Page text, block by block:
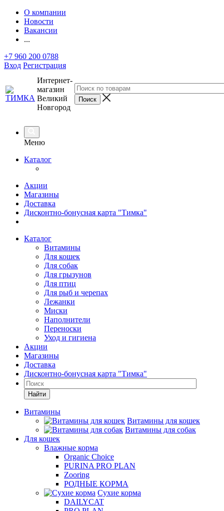
О компании
Новости
Вакансии
...
+7 960 200 0788
Вход Регистрация
Интернет-
магазин
Великий
Новгород
Меню
Каталог
Акции
Магазины
Доставка
Дисконтно-бонусная карта "Тимка"
Каталог
Витамины
Для кошек
Для собак
Для грызунов
Для птиц
Для рыб и черепах
Лежанки
Миски
Наполнители
Переноски
Уход и гигиена
Акции
Магазины
Доставка
Дисконтно-бонусная карта "Тимка"
Найти
Витамины
Витамины для кошек
Витамины для собак
Для кошек
Влажные корма
Organic Choice
PURINA PRO PLAN
Zooring
РОДНЫЕ КОРМА
Сухие корма
DAILYCAT